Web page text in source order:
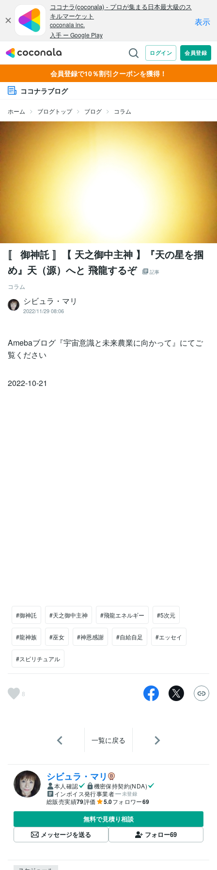
会員登録で10％割引クーポンを獲得！
ココナラブログ
ホーム ブログトップ ブログ コラム
〚 御神託 〛【 天之御中主神 】『天の星を掴
め』天（源）へと 飛龍するぞ
記事
コラム
シビュラ・マリ
2022/11/29 08:06
Amebaブログ『宇宙意識と未来農業に向かって』にてご
覧ください
2022-10-21
#御神託 #天之御中主神 #飛龍エネルギー #5次元
#龍神族 #巫女 #神恩感謝 #自給自足 #エッセイ
#スピリチュアル
8
一覧に戻る
シビュラ・マリ
本人確認
機密保持契約(NDA)
インボイス発行事業者
未登録
総販売実績79評価 5.0フォロワー69
無料で見積り相談
メッセージを送る
フォロー69